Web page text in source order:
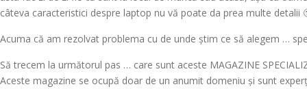
câteva caracteristici despre laptop nu vă poate da prea multe detalii
Acuma că am rezolvat problema cu de unde știm ce să alegem …
Să trecem la următorul pas … care sunt aceste MAGAZINE
Aceste magazine se ocupă doar de un anumit domeniu și sunt